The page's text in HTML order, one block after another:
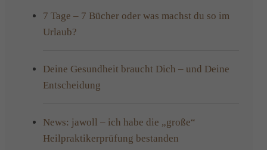
7 Tage – 7 Bücher oder was machst du so im
Urlaub?
Deine Gesundheit braucht Dich – und Deine
Entscheidung
News: jawoll – ich habe die „große“
Heilpraktikerprüfung bestanden